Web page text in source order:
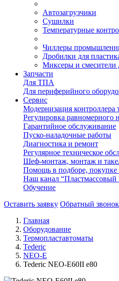
Автозагрузчики
Сушилки
Температурные
Чиллеры
Дробилки для
Миксеры и смесители
Запчасти
Для ТПА
Для периферийного
Сервис
Модернизация контроллера
Регулировка
Гарантийное обслуживание
Пуско-наладочные работы
Диагностика и ремонт
Регулярное техническое
Шеф-монтаж, монтаж и
Помощь в подборе, покупке
Наш канал “Пластмассовый
Обучение
Оставить заявку Обратный звонок
Главная
Оборудование
Термопластавтоматы
Tederic
NEO-E
Tederic NEO-E60II e80